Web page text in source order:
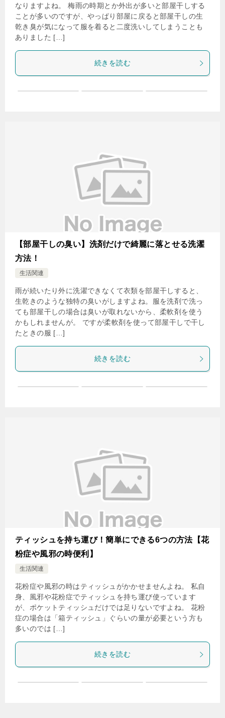
なりますよね。 梅雨の時期とか外出が多いと部屋干しする
ことが多いのですが、やっぱり部屋に戻ると部屋干しの生
乾き臭が気になって服を着ると二度洗いしてしまうことも
ありました […]
続きを読む
【部屋干しの臭い】洗剤だけで綺麗に落とせる洗濯
方法！
生活関連
雨が続いたり外に洗濯できなくて衣類を部屋干しすると、
生乾きのような独特の臭いがしますよね。服を洗剤で洗っ
ても部屋干しの場合は臭いが取れないから、柔軟剤を使う
かもしれませんが。 ですが柔軟剤を使って部屋干しで干し
たときの服 […]
続きを読む
ティッシュを持ち運び！簡単にできる6つの方法【花
粉症や風邪の時便利】
生活関連
花粉症や風邪の時はティッシュがかかせませんよね。 私自
身、風邪や花粉症でティッシュを持ち運び使っています
が、ポケットティッシュだけでは足りないですよね。 花粉
症の場合は「箱ティッシュ」ぐらいの量が必要という方も
多いのでは […]
続きを読む